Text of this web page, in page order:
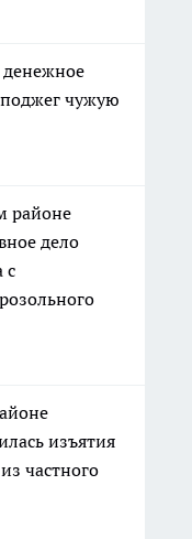
чужую
районе
дело
с
изъятия
частного